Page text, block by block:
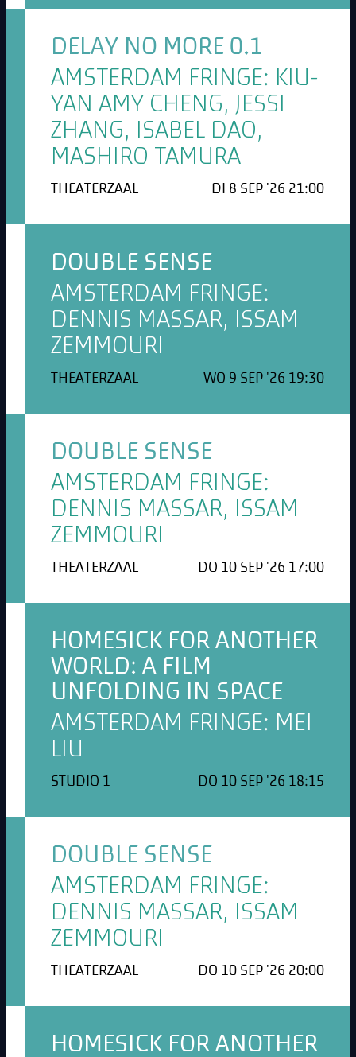
DELAY NO MORE 0.1
AMSTERDAM FRINGE: KIU-
YAN AMY CHENG, JESSI
ZHANG, ISABEL DAO,
MASHIRO TAMURA
THEATERZAAL DI 8 SEP '26 21:00
DOUBLE SENSE
AMSTERDAM FRINGE:
DENNIS MASSAR, ISSAM
ZEMMOURI
THEATERZAAL WO 9 SEP '26 19:30
DOUBLE SENSE
AMSTERDAM FRINGE:
DENNIS MASSAR, ISSAM
ZEMMOURI
THEATERZAAL DO 10 SEP '26 17:00
HOMESICK FOR ANOTHER
WORLD: A FILM
UNFOLDING IN SPACE
AMSTERDAM FRINGE: MEI
LIU
STUDIO 1 DO 10 SEP '26 18:15
DOUBLE SENSE
AMSTERDAM FRINGE:
DENNIS MASSAR, ISSAM
ZEMMOURI
THEATERZAAL DO 10 SEP '26 20:00
HOMESICK FOR ANOTHER